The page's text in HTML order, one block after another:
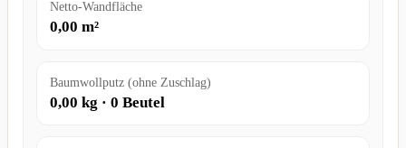
Netto-Wandfläche
0,00 m²
Baumwollputz (ohne Zuschlag)
0,00 kg · 0 Beutel